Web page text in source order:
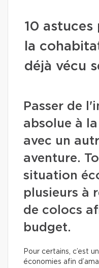
10
la
déjà vécu
Passer de
absolue à
avec un
aventure.
situation
plusieurs à
de colocs
budget.
Pour certains, c’est
économies afin